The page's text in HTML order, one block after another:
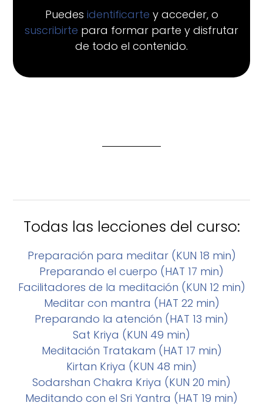
Puedes identificarte y acceder, o
suscribirte para formar parte y disfrutar
de todo el contenido.
Todas las lecciones del curso:
Preparación para meditar (KUN 18 min)
Preparando el cuerpo (HAT 17 min)
Facilitadores de la meditación (KUN 12 min)
Meditar con mantra (HAT 22 min)
Preparando la atención (HAT 13 min)
Sat Kriya (KUN 49 min)
Meditación Tratakam (HAT 17 min)
Kirtan Kriya (KUN 48 min)
Sodarshan Chakra Kriya (KUN 20 min)
Meditando con el Sri Yantra (HAT 19 min)